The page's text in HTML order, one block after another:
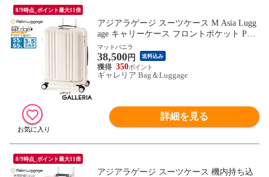
8/9時点_ポイント最大11倍
アジアラゲージ スーツケース M Asia Lugg
age キャリーケース フロントポケット PC
軽量 55L 65L 3泊 4泊 5泊 拡張 ストッパー
静音 ポリカーボネート TS デカかるEdge F
ront Open ALI-077-22FW
マットバニラ
38,500円 送料込み
350
ギャレリア Bag＆Luggage
詳細を見る
8/9時点_ポイント最大11倍
アジアラゲージ スーツケース 機内持ち込